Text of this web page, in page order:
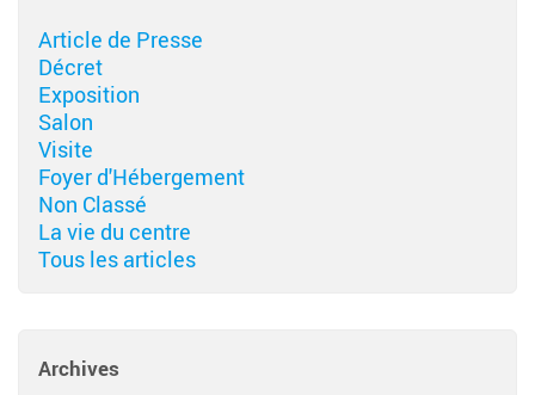
Article de Presse
Décret
Exposition
Salon
Visite
Foyer d'Hébergement
Non Classé
La vie du centre
Tous les articles
Archives